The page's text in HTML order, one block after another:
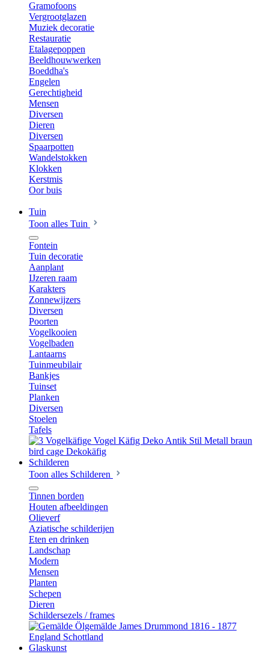
Gramofoons
Vergrootglazen
Muziek decoratie
Restauratie
Etalagepoppen
Beeldhouwwerken
Boeddha's
Engelen
Gerechtigheid
Mensen
Diversen
Dieren
Diversen
Spaarpotten
Wandelstokken
Klokken
Kerstmis
Oor buis
Tuin
Toon alles Tuin
Fontein
Tuin decoratie
Aanplant
IJzeren raam
Karakters
Zonnewijzers
Diversen
Poorten
Vogelkooien
Vogelbaden
Lantaarns
Tuinmeubilair
Bankjes
Tuinset
Planken
Diversen
Stoelen
Tafels
Schilderen
Toon alles Schilderen
Tinnen borden
Houten afbeeldingen
Olieverf
Aziatische schilderijen
Eten en drinken
Landschap
Modern
Mensen
Planten
Schepen
Dieren
Schildersezels / frames
Glaskunst